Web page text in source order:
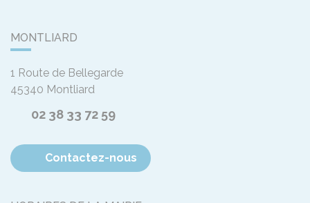
MONTLIARD
1 Route de Bellegarde
45340 Montliard
02 38 33 72 59
Contactez-nous